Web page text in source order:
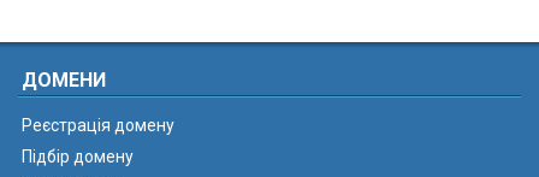
ДОМЕНИ
Реєстрація домену
Підбір домену